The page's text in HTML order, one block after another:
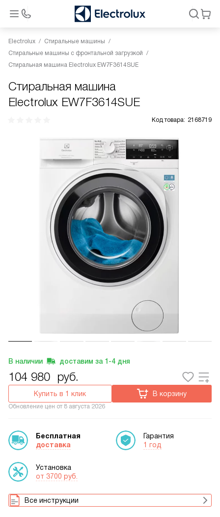
Electrolux
Стиральные машины
Стиральные машины с фронтальной загрузкой
Стиральная машина Electrolux EW7F3614SUE
Стиральная машина
Electrolux EW7F3614SUE
Код товара: 2168719
В наличии доставим за 1-4 дня
104 980 руб.
Купить в 1 клик В корзину
Обновление цен от 8 августа 2026
Бесплатная
доставка
Установка
от 3700 руб.
Гарантия
1 год
Все инструкции